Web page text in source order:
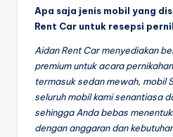
Apa saja jenis mobil yang
Rent Car untuk resepsi
Aidan Rent Car menyediakan
premium untuk acara
termasuk sedan mewah, mobil
seluruh mobil kami senantiasa
sehingga Anda bebas
dengan anggaran dan